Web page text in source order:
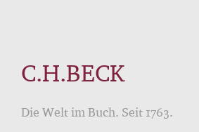
C.H.BECK
Die Welt im Buch. Seit 1763.